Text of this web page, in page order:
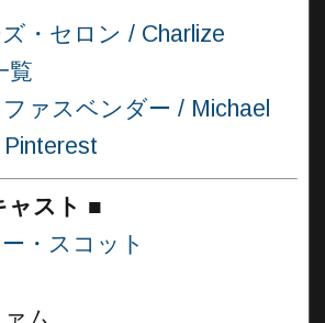
・セロン / Charlize
覧
ァスベンダー / Michael
ャスト ■
・スコット